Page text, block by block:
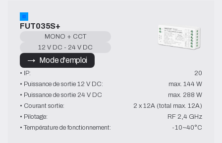
FUT035S+
MONO + CCT
12 V DC - 24 V DC
→   Mode d'emploi
• IP:
20
• Puissance de sortie 12 V DC:
max. 144 W
• Puissance de sortie 24 V DC
max. 288 W
• Courant sortie:
2 x 12A (total max. 12A)
• Pilotage:
RF 2,4 GHz
• Température de fonctionnement:
-10~40°C